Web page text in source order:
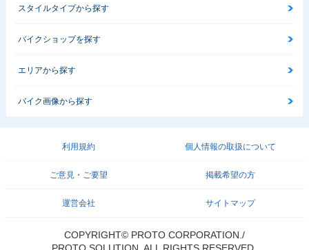
スタイルタイプから探す
バイクショップを探す
エリアから探す
バイク画像から探す
利用規約 個人情報の取扱について
ご意見・ご要望 掲載希望の方
運営会社 サイトマップ
COPYRIGHT© PROTO CORPORATION./